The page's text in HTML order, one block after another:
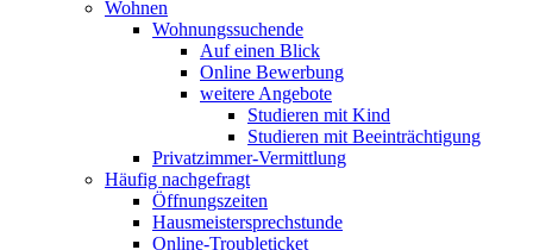
Wohnen
Wohnungssuchende
Auf einen Blick
Online Bewerbung
weitere Angebote
Studieren mit Kind
Studieren mit Beeinträchtigung
Privatzimmer-Vermittlung
Häufig nachgefragt
Öffnungszeiten
Hausmeistersprechstunde
Online-Troubleticket